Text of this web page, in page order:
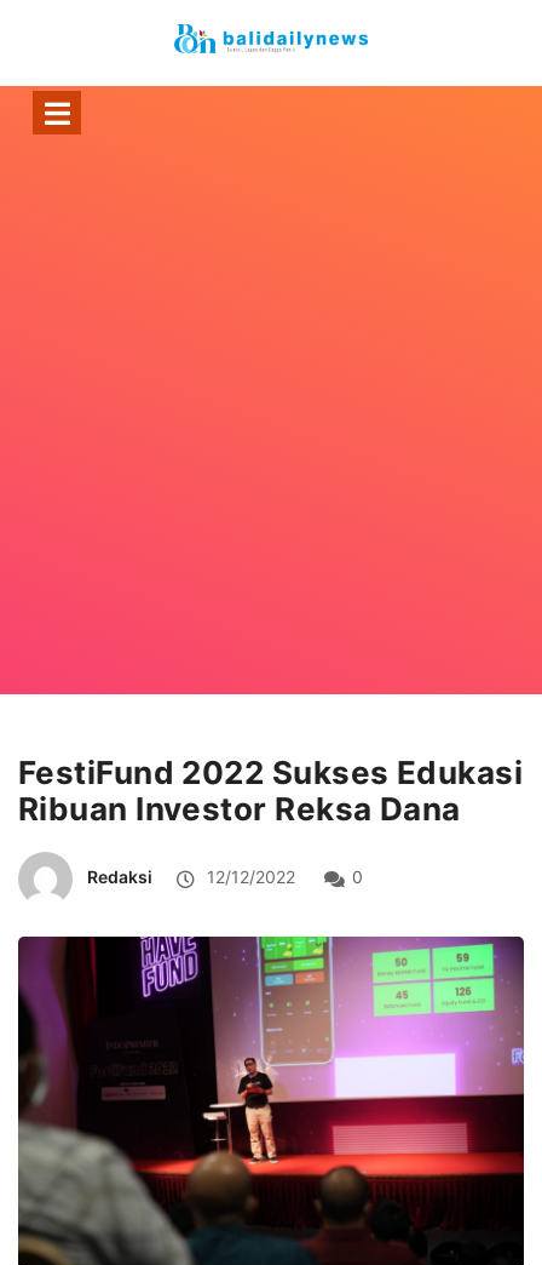
FestiFund 2022 Sukses Edukasi
Ribuan Investor Reksa Dana
Redaksi 12/12/2022 0